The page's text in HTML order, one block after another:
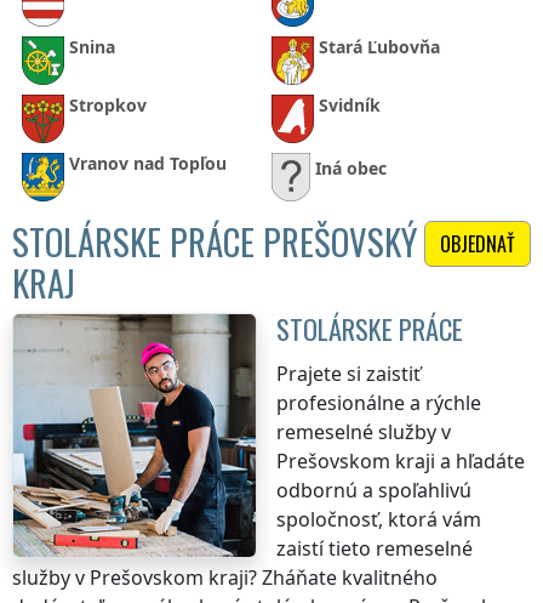
Snina Stará Ľubovňa
Stropkov Svidník
Vranov nad Topľou Iná obec
OBJEDNAŤ
STOLÁRSKE PRÁCE PREŠOVSKÝ
KRAJ
STOLÁRSKE PRÁCE
Prajete si zaistiť
profesionálne a rýchle
remeselné službyv
Prešovskom kraji a hľadáte
odbornú a spoľahlivú
spoločnosť, ktorá vám
zaistí tieto remeselné
službyv Prešovskom kraji? Zháňate kvalitného